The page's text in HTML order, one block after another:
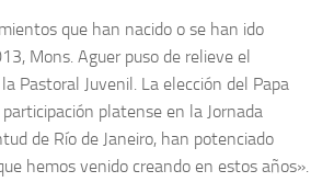
que han nacido o se han ido
Mons. Aguer puso de relieve el
Pastoral Juvenil. La elección del Papa
platense en la Jornada
de Río de Janeiro, han potenciado
hemos venido creando en estos años».